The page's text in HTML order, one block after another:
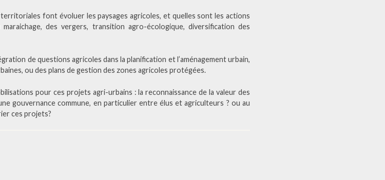
font évoluer les paysages agricoles, et quelles sont les actions
des vergers, transition agro-écologique, diversification des
de questions agricoles dans la planification et l’aménagement urbain,
ou des plans de gestion des zones agricoles protégées.
pour ces projets agri-urbains : la reconnaissance de la valeur des
gouvernance commune, en particulier entre élus et agriculteurs ? ou au
ces projets?